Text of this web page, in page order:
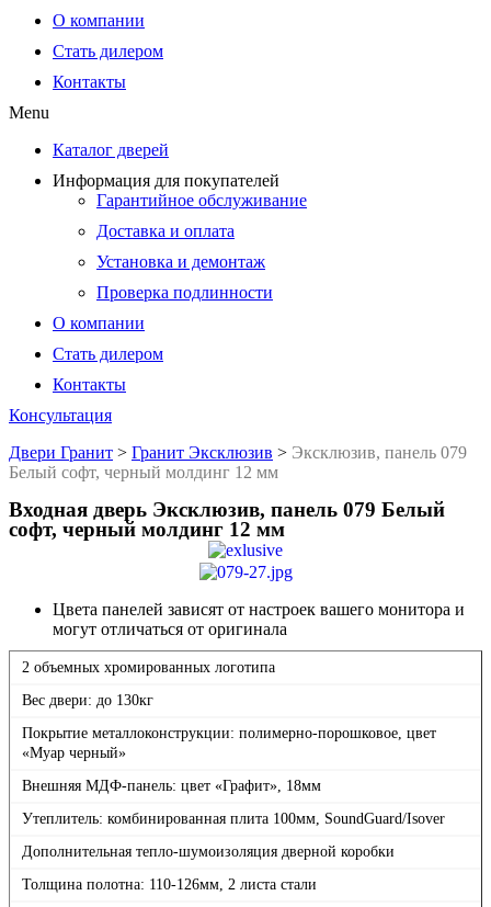
О компании
Стать дилером
Контакты
Menu
Каталог дверей
Информация для покупателей
Гарантийное обслуживание
Доставка и оплата
Установка и демонтаж
Проверка подлинности
О компании
Стать дилером
Контакты
Консультация
Двери Гранит > Гранит Эксклюзив > Эксклюзив, панель 079
Белый софт, черный молдинг 12 мм
Входная дверь Эксклюзив, панель 079 Белый
софт, черный молдинг 12 мм
Цвета панелей зависят от настроек вашего монитора и
могут отличаться от оригинала
2 объемных хромированных логотипа
Вес двери: до 130кг
Покрытие металлоконструкции: полимерно-порошковое, цвет
«Муар черный»
Внешняя МДФ-панель: цвет «Графит», 18мм
Утеплитель: комбинированная плита 100мм, SoundGuard/Isover
Дополнительная тепло-шумоизоляция дверной коробки
Толщина полотна: 110-126мм, 2 листа стали